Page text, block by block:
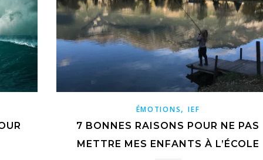
ÉMOTIONS,IEF
7 BONNES RAISONS POUR NE PAS
METTRE MES ENFANTS À L’ÉCOLE